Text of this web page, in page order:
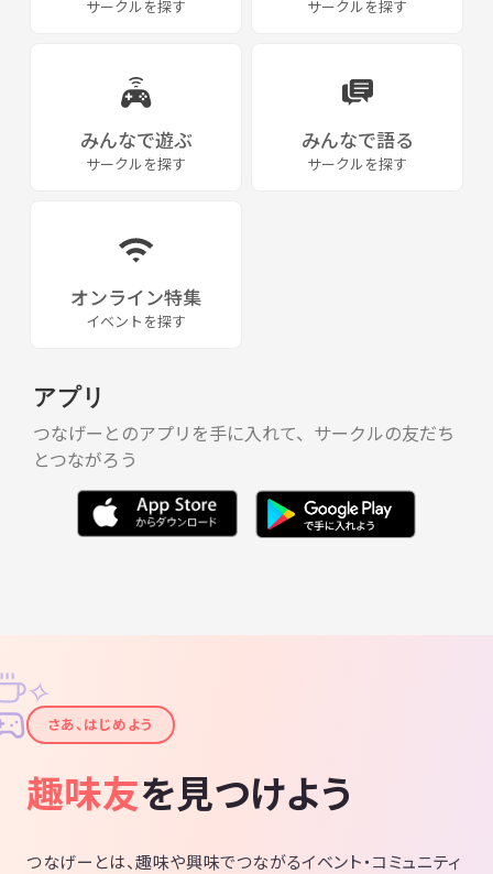
サークルを探す サークルを探す
みんなで遊ぶ
サークルを探す
みんなで語る
サークルを探す
オンライン特集
イベントを探す
アプリ
つなげーとのアプリを手に入れて、サークルの友だち
とつながろう
✦
✧
さあ、はじめよう
趣味友を見つけよう
つなげーとは、趣味や興味でつながるイベント・コミュニティ